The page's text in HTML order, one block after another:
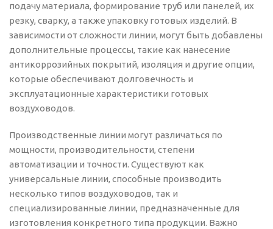
подачу материала, формирование труб или панелей, их
резку, сварку, а также упаковку готовых изделий. В
зависимости от сложности линии, могут быть добавлены
дополнительные процессы, такие как нанесение
антикоррозийных покрытий, изоляция и другие опции,
которые обеспечивают долговечность и
эксплуатационные характеристики готовых
воздуховодов.
Производственные линии могут различаться по
мощности, производительности, степени
автоматизации и точности. Существуют как
универсальные линии, способные производить
несколько типов воздуховодов, так и
специализированные линии, предназначенные для
изготовления конкретного типа продукции. Важно